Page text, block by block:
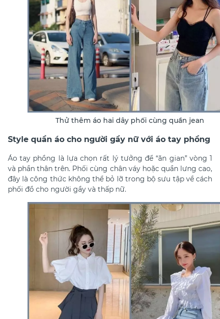
Thử thêm áo hai dây phối cùng quần jean
Style quần áo cho người gầy nữ với áo tay phồng
Áo tay phồng là lựa chọn rất lý tưởng để “ăn gian” vòng 1
và phần thân trên. Phối cùng chân váy hoặc quần lưng cao,
đây là công thức không thể bỏ lỡ trong bộ sưu tập về cách
phối đồ cho người gầy và thấp nữ.